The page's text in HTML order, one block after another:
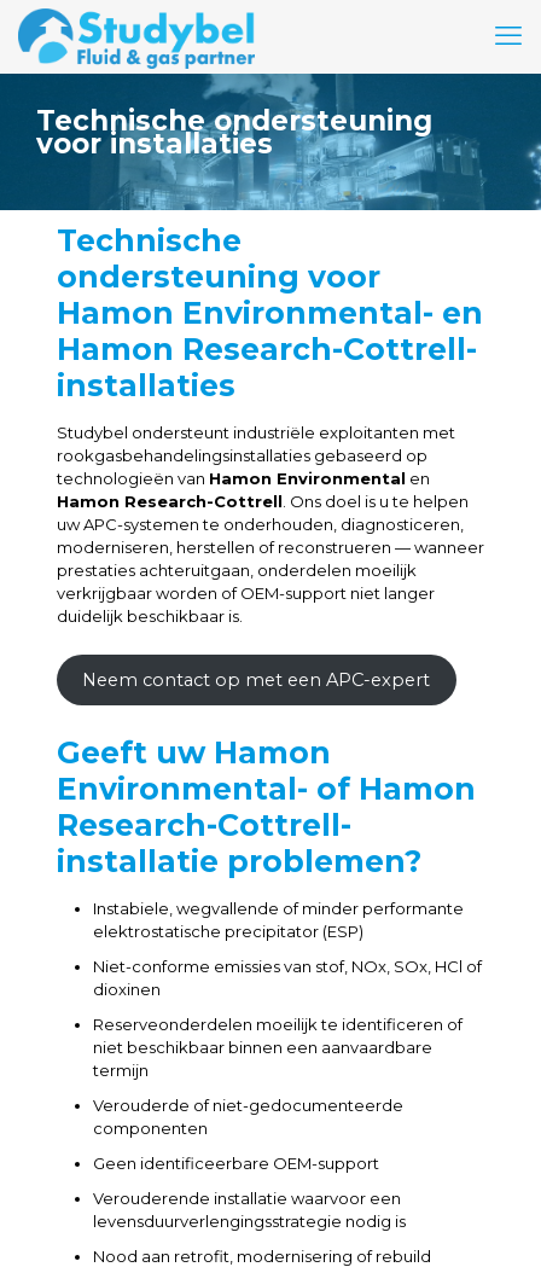
Technische ondersteuning
voor installaties
Technische
ondersteuning voor
Hamon Environmental- en
Hamon Research-Cottrell-
installaties
Studybel ondersteunt industriële exploitanten met
rookgasbehandelingsinstallaties gebaseerd op
technologieën van Hamon Environmental en
Hamon Research-Cottrell . Ons doel is u te helpen
uw APC-systemen te onderhouden, diagnosticeren,
moderniseren, herstellen of reconstrueren — wanneer
prestaties achteruitgaan, onderdelen moeilijk
verkrijgbaar worden of OEM-support niet langer
duidelijk beschikbaar is.
Neem contact op met een APC-expert
Geeft uw Hamon
Environmental- of Hamon
Research-Cottrell-
installatie problemen?
Instabiele, wegvallende of minder performante
elektrostatische precipitator (ESP)
Niet-conforme emissies van stof, NOx, SOx, HCl of
dioxinen
Reserveonderdelen moeilijk te identificeren of
niet beschikbaar binnen een aanvaardbare
termijn
Verouderde of niet-gedocumenteerde
componenten
Geen identificeerbare OEM-support
Verouderende installatie waarvoor een
levensduurverlengingsstrategie nodig is
Nood aan retrofit, modernisering of rebuild